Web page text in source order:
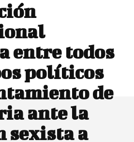
entre todos
políticos
de
ante la
sexista a